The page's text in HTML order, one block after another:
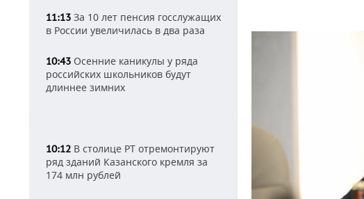
11:13 За 10 лет пенсия госслужащих
в России увеличилась в два раза
10:43 Осенние каникулы у ряда
российских школьников будут
длиннее зимних
10:12 В столице РТ отремонтируют
ряд зданий Казанского кремля за
174 млн рублей